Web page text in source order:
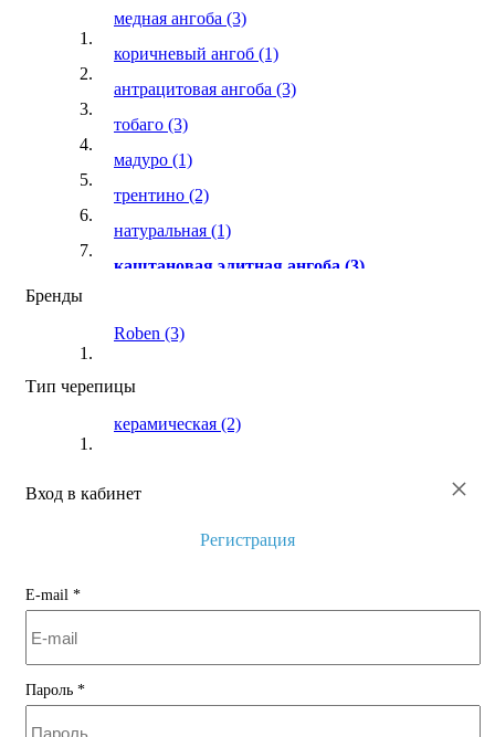
медная ангоба (3)
коричневый ангоб (1)
антрацитовая ангоба (3)
тобаго (3)
мадуро (1)
трентино (2)
натуральная (1)
каштановая элитная ангоба (3)
серый ангоб
Бренды
Roben (3)
Тип черепицы
керамическая (2)
×
Вход в кабинет
Регистрация
E-mail *
Пароль *